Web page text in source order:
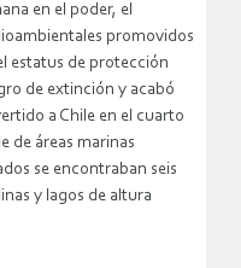
en el poder, el
promovidos
estatus de protección
de extinción y acabó
a Chile en el cuarto
de áreas marinas
se encontraban seis
y lagos de altura